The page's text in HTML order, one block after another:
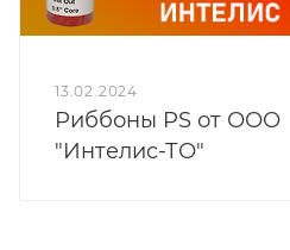
13.02.2024
Риббоны PS от ООО
"Интелис-ТО"